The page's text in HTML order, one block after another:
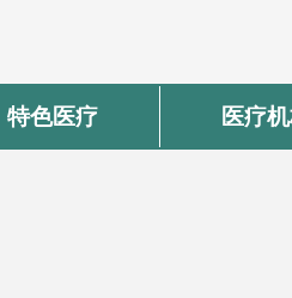
特色医疗 医疗